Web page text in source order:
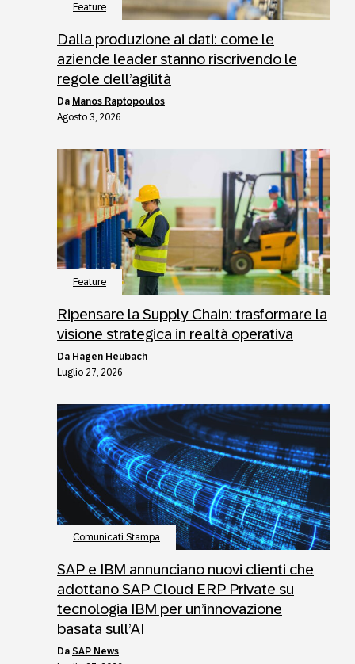
Feature
Dalla produzione ai dati: come le
aziende leader stanno riscrivendo le
regole dell’agilità
da Manos Raptopoulos
Agosto 3, 2026
Feature
Ripensare la Supply Chain: trasformare la
visione strategica in realtà operativa
da Hagen Heubach
Luglio 27, 2026
Comunicati Stampa
SAP e IBM annunciano nuovi clienti che
adottano SAP Cloud ERP Private su
tecnologia IBM per un’innovazione
basata sull’AI
da SAP News